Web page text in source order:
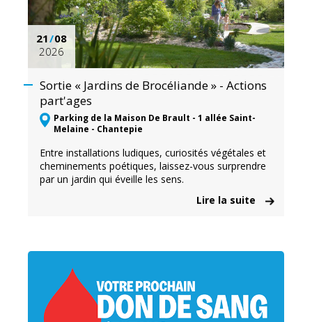
21/08
2026
Sortie « Jardins de Brocéliande » - Actions
part'ages
Parking de la Maison De Brault - 1 allée Saint-
Melaine - Chantepie
Entre installations ludiques, curiosités végétales et
cheminements poétiques, laissez-vous surprendre
par un jardin qui éveille les sens.
Lire la suite